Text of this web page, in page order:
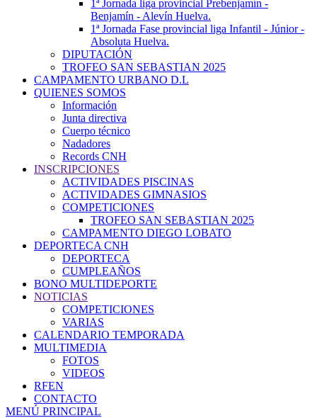
1ª Jornada liga provincial Prebenjamín -
Benjamín - Alevín Huelva.
1ª Jornada Fase provincial liga Infantil - Júnior -
Absoluta Huelva.
DIPUTACIÓN
TROFEO SAN SEBASTIAN 2025
CAMPAMENTO URBANO D.L
QUIENES SOMOS
Información
Junta directiva
Cuerpo técnico
Nadadores
Records CNH
INSCRIPCIONES
ACTIVIDADES PISCINAS
ACTIVIDADES GIMNASIOS
COMPETICIONES
TROFEO SAN SEBASTIAN 2025
CAMPAMENTO DIEGO LOBATO
DEPORTECA CNH
DEPORTECA
CUMPLEAÑOS
BONO MULTIDEPORTE
NOTICIAS
COMPETICIONES
VARIAS
CALENDARIO TEMPORADA
MULTIMEDIA
FOTOS
VIDEOS
RFEN
CONTACTO
MENÚ PRINCIPAL